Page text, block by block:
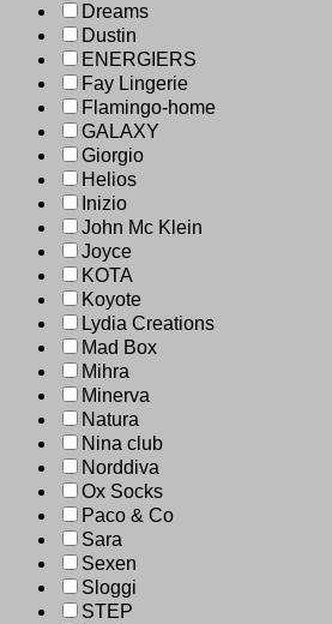
Dreams
Dustin
ENERGIERS
Fay Lingerie
Flamingo-home
GALAXY
Giorgio
Helios
Inizio
John Mc Klein
Joyce
KOTA
Koyote
Lydia Creations
Mad Box
Mihra
Minerva
Natura
Nina club
Norddiva
Ox Socks
Paco & Co
Sara
Sexen
Sloggi
STEP